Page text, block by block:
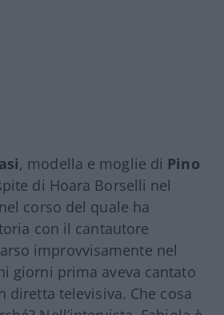
, modella e moglie di Pino
di Hoara Borselli nel
corso del quale ha
con il cantautore
improvvisamente nel
giorni prima aveva cantato
diretta televisiva. Che cosa